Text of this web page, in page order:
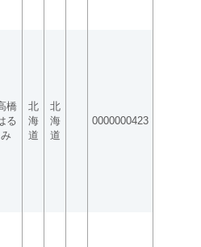
橋
る
み
北
海
道
北
海
道
0000000423